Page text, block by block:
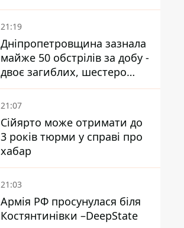
21:19
Дніпропетровщина зазнала
майже 50 обстрілів за добу -
двоє загиблих, шестеро
постраждалих
21:07
Сійярто може отримати до
3 років тюрми у справі про
хабар
21:03
Армія РФ просунулася біля
Костянтинівки –DeepState